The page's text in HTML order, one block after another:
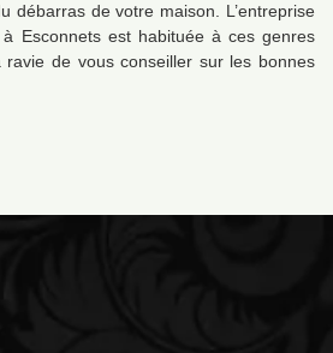
débarras de votre maison. L’entreprise
Esconnets est habituée à ces genres
ravie de vous conseiller sur les bonnes